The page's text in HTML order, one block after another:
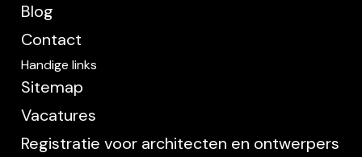
Blog
Contact
Handige links
Sitemap
Vacatures
Registratie voor architecten en ontwerpers